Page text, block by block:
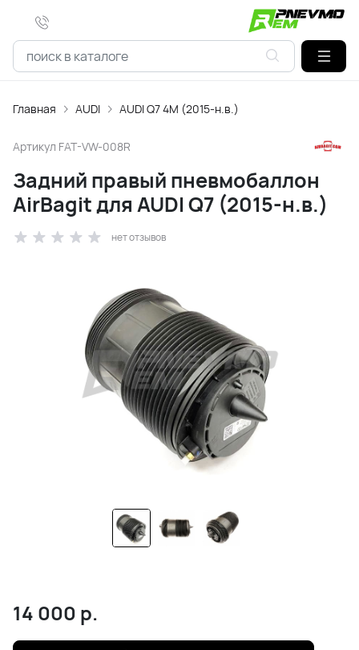
Главная AUDI AUDI Q7 4M (2015-н.в.)
Артикул FAT-VW-008R
Задний правый пневмобаллон
AirBagit для AUDI Q7 (2015-н.в.)
нет отзывов
14 000 р.